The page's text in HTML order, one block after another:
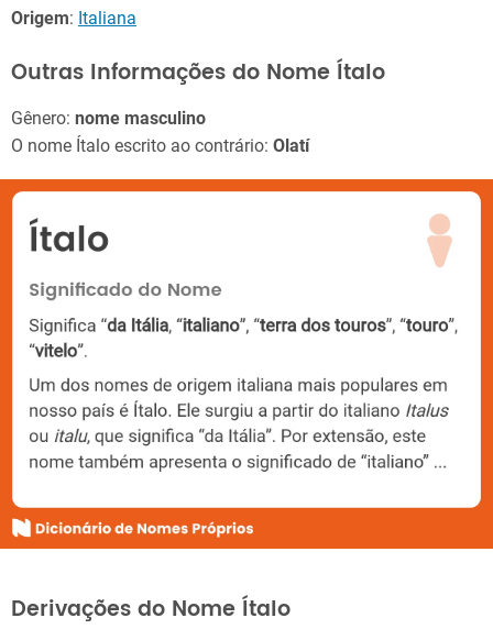
Origem: Italiana
Outras Informações do Nome Ítalo
Gênero: nome masculino
O nome Ítalo escrito ao contrário: Olatí
Derivações do Nome Ítalo